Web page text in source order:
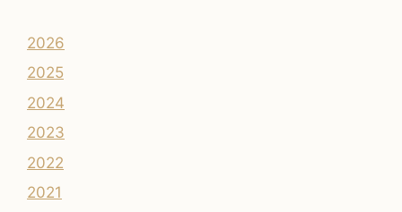
2026
2025
2024
2023
2022
2021